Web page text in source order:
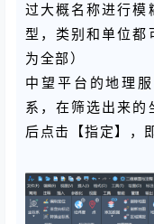
过大概名称进行模
型，类别和单位都
为全部）
中望平台的地理
系，在筛选出来的
后点击【指定】，